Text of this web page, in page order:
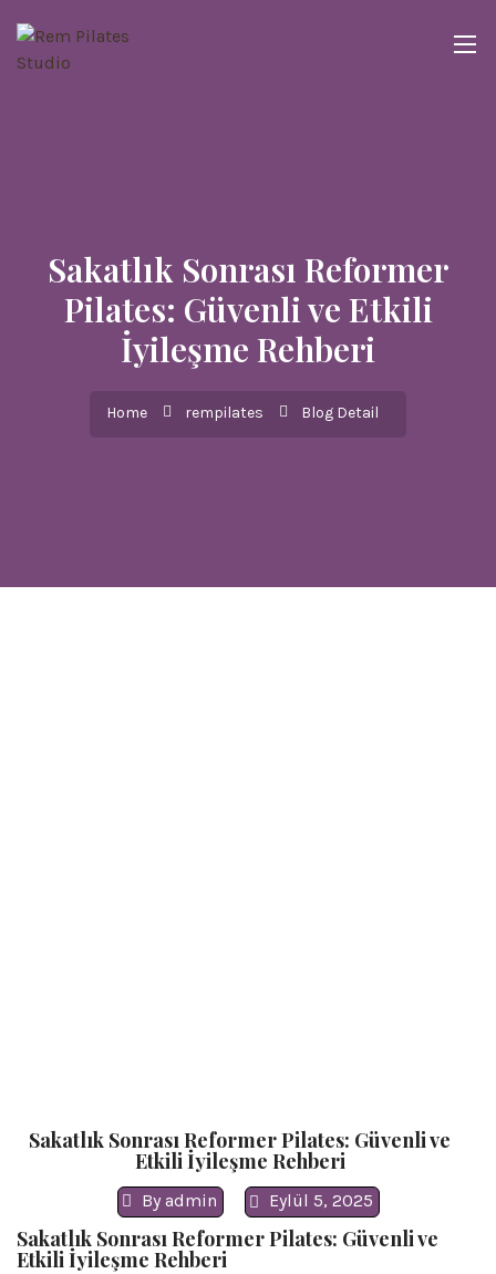
Sakatlık Sonrası Reformer
Pilates: Güvenli ve Etkili
İyileşme Rehberi
Home rempilates Blog Detail
Sakatlık Sonrası Reformer Pilates: Güvenli ve
Etkili İyileşme Rehberi
By admin Eylül 5, 2025
Sakatlık Sonrası Reformer Pilates: Güvenli ve
Etkili İyileşme Rehberi